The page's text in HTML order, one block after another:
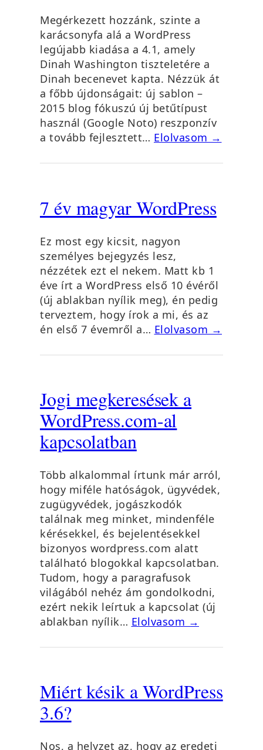
Megérkezett hozzánk, szinte a
karácsonyfa alá a WordPress
legújabb kiadása a 4.1, amely
Dinah Washington tiszteletére a
Dinah becenevet kapta. Nézzük át
a főbb újdonságait: új sablon –
2015 blog fókuszú új betűtípust
használ (Google Noto) reszponzív
a tovább fejlesztett… Elolvasom →
7 év magyar WordPress
Ez most egy kicsit, nagyon
személyes bejegyzés lesz,
nézzétek ezt el nekem. Matt kb 1
éve írt a WordPress első 10 évéről
(új ablakban nyílik meg), én pedig
terveztem, hogy írok a mi, és az
én első 7 évemről a… Elolvasom →
Jogi megkeresések a
WordPress.com-al
kapcsolatban
Több alkalommal írtunk már arról,
hogy miféle hatóságok, ügyvédek,
zugügyvédek, jogászkodók
találnak meg minket, mindenféle
kérésekkel, és bejelentésekkel
bizonyos wordpress.com alatt
található blogokkal kapcsolatban.
Tudom, hogy a paragrafusok
világából nehéz ám gondolkodni,
ezért nekik leírtuk a kapcsolat (új
ablakban nyílik… Elolvasom →
Miért késik a WordPress
3.6?
Nos, a helyzet az, hogy az eredeti